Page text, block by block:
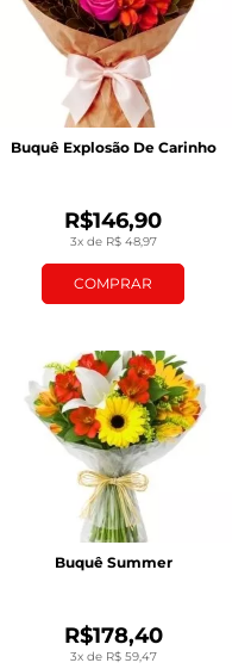
COMPRAR
3x de R$ 48,97
R$146,90
Buquê Explosão De Carinho
3x de R$ 59,47
R$178,40
Buquê Summer